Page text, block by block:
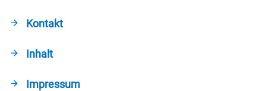
Kontakt
Inhalt
Impressum